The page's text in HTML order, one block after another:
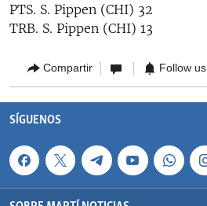
PTS. S. Pippen (CHI) 32
TRB. S. Pippen (CHI) 13
Compartir Follow us
SÍGUENOS